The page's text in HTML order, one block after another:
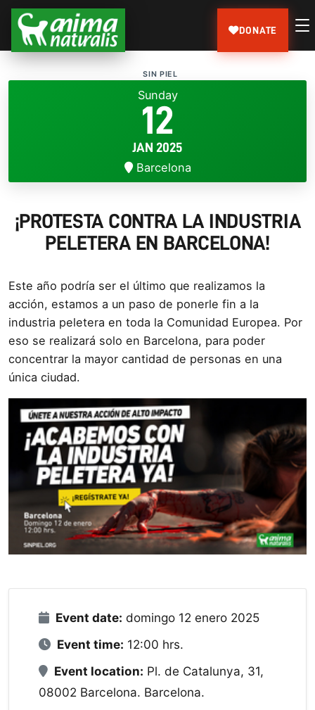
DONATE
SIN PIEL
Sunday
12
JAN 2025
Barcelona
¡PROTESTA CONTRA LA INDUSTRIA
PELETERA EN BARCELONA!
Este año podría ser el último que realizamos la
acción, estamos a un paso de ponerle fin a la
industria peletera en toda la Comunidad Europea. Por
eso se realizará solo en Barcelona, para poder
concentrar la mayor cantidad de personas en una
única ciudad.
Event date: domingo 12 enero 2025
Event time: 12:00 hrs.
Event location: Pl. de Catalunya, 31,
08002 Barcelona. Barcelona.